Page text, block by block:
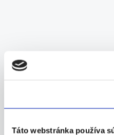
Táto webstránka používa